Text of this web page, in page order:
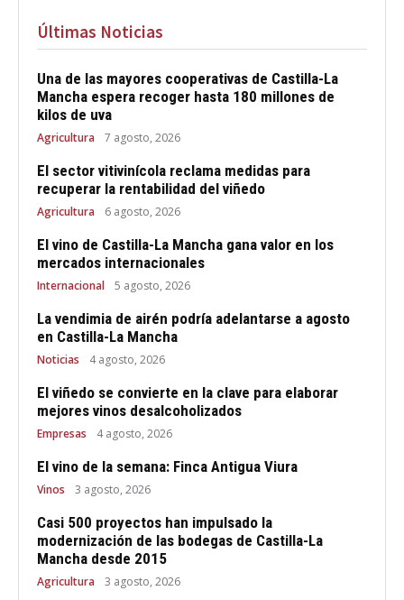
Últimas Noticias
Una de las mayores cooperativas de Castilla-La
Mancha espera recoger hasta 180 millones de
kilos de uva
Agricultura 7 agosto, 2026
El sector vitivinícola reclama medidas para
recuperar la rentabilidad del viñedo
Agricultura 6 agosto, 2026
El vino de Castilla-La Mancha gana valor en los
mercados internacionales
Internacional 5 agosto, 2026
La vendimia de airén podría adelantarse a agosto
en Castilla-La Mancha
Noticias 4 agosto, 2026
El viñedo se convierte en la clave para elaborar
mejores vinos desalcoholizados
Empresas 4 agosto, 2026
El vino de la semana: Finca Antigua Viura
Vinos 3 agosto, 2026
Casi 500 proyectos han impulsado la
modernización de las bodegas de Castilla-La
Mancha desde 2015
Agricultura 3 agosto, 2026